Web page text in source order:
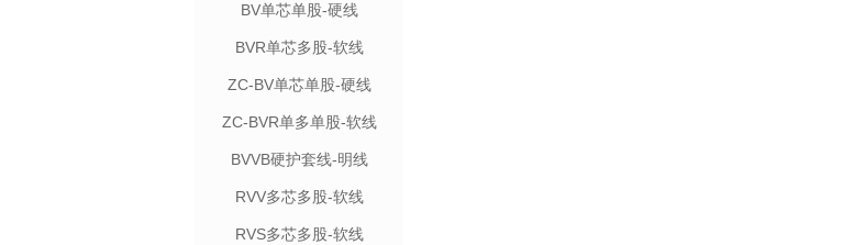
BV单芯单股-硬线
BVR单芯多股-软线
ZC-BV单芯单股-硬线
ZC-BVR单多单股-软线
BVVB硬护套线-明线
RVV多芯多股-软线
RVS多芯多股-软线